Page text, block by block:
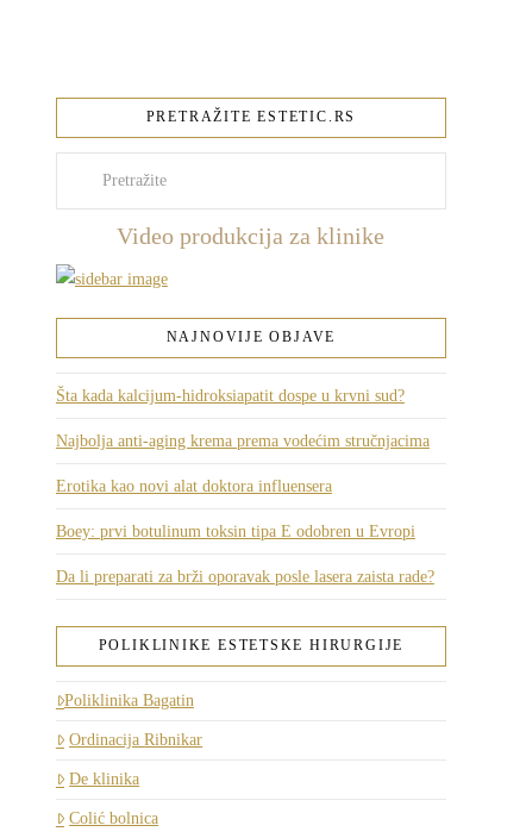
PRETRAŽITE ESTETIC.RS
Video produkcija za klinike
NAJNOVIJE OBJAVE
Šta kada kalcijum-hidroksiapatit dospe u krvni sud?
Najbolja anti-aging krema prema vodećim stručnjacima
Erotika kao novi alat doktora influensera
Boey: prvi botulinum toksin tipa E odobren u Evropi
Da li preparati za brži oporavak posle lasera zaista rade?
POLIKLINIKE ESTETSKE HIRURGIJE
Poliklinika Bagatin
Ordinacija Ribnikar
De klinika
Colić bolnica